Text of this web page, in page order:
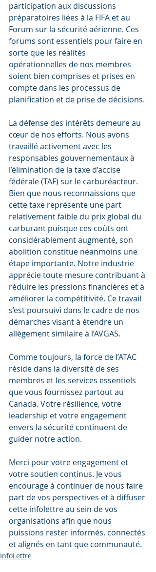
participation aux discussions
préparatoires liées à la FIFA et au
Forum sur la sécurité aérienne. Ces
forums sont essentiels pour faire en
sorte que les réalités
opérationnelles de nos membres
soient bien comprises et prises en
compte dans les processus de
planification et de prise de décisions.
La défense des intérêts demeure au
cœur de nos efforts. Nous avons
travaillé activement avec les
responsables gouvernementaux à
l’élimination de la taxe d’accise
fédérale (TAF) sur le carburéacteur.
Bien que nous reconnaissions que
cette taxe représente une part
relativement faible du prix global du
carburant puisque ces coûts ont
considérablement augmenté, son
abolition constitue néanmoins une
étape importante. Notre industrie
apprécie toute mesure contribuant à
réduire les pressions financières et à
améliorer la compétitivité. Ce travail
s’est poursuivi dans le cadre de nos
démarches visant à étendre un
allègement similaire à l’AVGAS.
Comme toujours, la force de l’ATAC
réside dans la diversité de ses
membres et les services essentiels
que vous fournissez partout au
Canada. Votre résilience, votre
leadership et votre engagement
envers la sécurité continuent de
guider notre action.
Merci pour votre engagement et
votre soutien continus. Je vous
encourage à continuer de nous faire
part de vos perspectives et à diffuser
cette infolettre au sein de vos
organisations afin que nous
puissions rester informés, connectés
et alignés en tant que communauté.
InfoLettre